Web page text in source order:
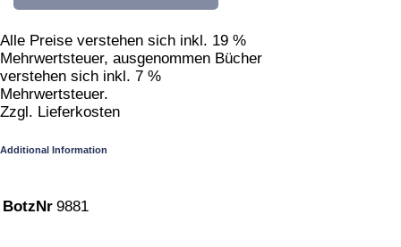
Alle Preise verstehen sich inkl. 19 %
Mehrwertsteuer, ausgenommen Bücher
verstehen sich inkl. 7 %
Mehrwertsteuer.
Zzgl. Lieferkosten
Additional Information
BotzNr 9881